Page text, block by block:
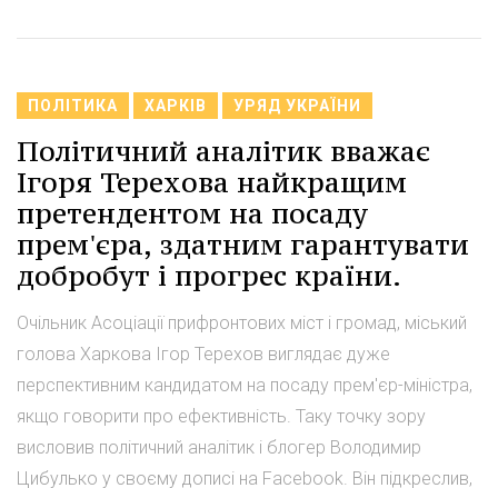
ПОЛІТИКА ХАРКІВ УРЯД УКРАЇНИ
Політичний аналітик вважає
Ігоря Терехова найкращим
претендентом на посаду
прем'єра, здатним гарантувати
добробут і прогрес країни.
Очільник Асоціації прифронтових міст і громад, міський
голова Харкова Ігор Терехов виглядає дуже
перспективним кандидатом на посаду прем'єр-міністра,
якщо говорити про ефективність. Таку точку зору
висловив політичний аналітик і блогер Володимир
Цибулько у своєму дописі на Facebook. Він підкреслив,